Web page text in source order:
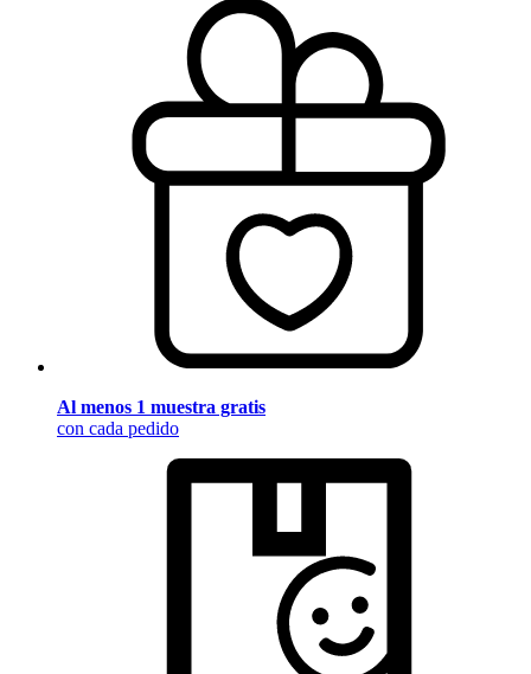
Al menos 1 muestra gratis
con cada pedido